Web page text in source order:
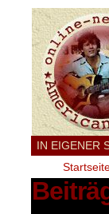
IN EIGENER